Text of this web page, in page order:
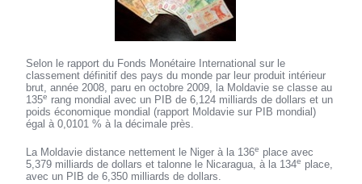
Selon le rapport du Fonds Monétaire International sur le
classement définitif des pays du monde par leur produit intérieur
brut, année 2008, paru en octobre 2009, la Moldavie se classe au
135e rang mondial avec un PIB de 6,124 milliards de dollars et un
poids économique mondial (rapport Moldavie sur PIB mondial)
égal à 0,0101 % à la décimale près.
La Moldavie distance nettement le Niger à la 136e place avec
5,379 milliards de dollars et talonne le Nicaragua, à la 134e place,
avec un PIB de 6,350 milliards de dollars.